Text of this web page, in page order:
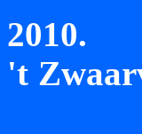
't